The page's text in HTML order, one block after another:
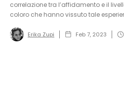
correlazione tra l’affidamento e il
coloro che hanno vissuto tale
Erika Zupi Feb 7, 2023